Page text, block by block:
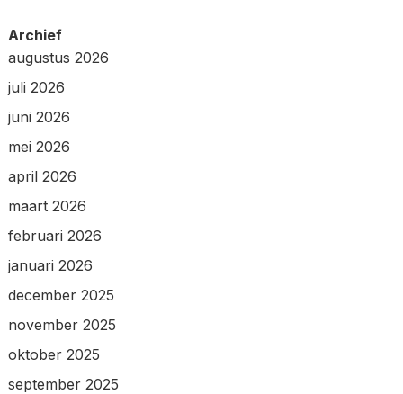
Archief
augustus 2026
juli 2026
juni 2026
mei 2026
april 2026
maart 2026
februari 2026
januari 2026
december 2025
november 2025
oktober 2025
september 2025